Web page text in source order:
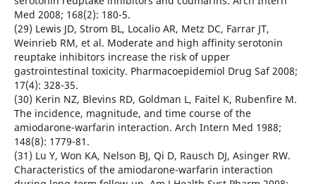
Med 2008; 168(2): 180-5.
(29) Lewis JD, Strom BL, Localio AR, Metz DC, Farrar JT,
Weinrieb RM, et al. Moderate and high affinity serotonin
reuptake inhibitors increase the risk of upper
gastrointestinal toxicity. Pharmacoepidemiol Drug Saf 2008;
17(4): 328-35.
(30) Kerin NZ, Blevins RD, Goldman L, Faitel K, Rubenfire M.
The incidence, magnitude, and time course of the
amiodarone-warfarin interaction. Arch Intern Med 1988;
148(8): 1779-81.
(31) Lu Y, Won KA, Nelson BJ, Qi D, Rausch DJ, Asinger RW.
Characteristics of the amiodarone-warfarin interaction